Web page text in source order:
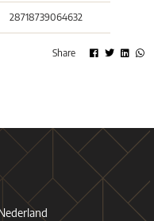
28718739064632
Share